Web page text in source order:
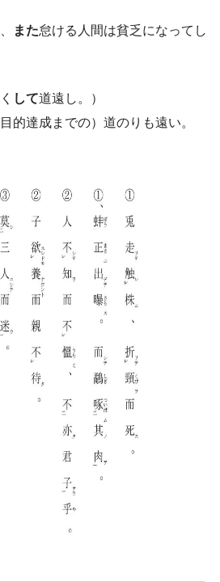
また怠ける人間は貧乏になってし
して道遠し。）
目的達成までの）道のりも遠い。